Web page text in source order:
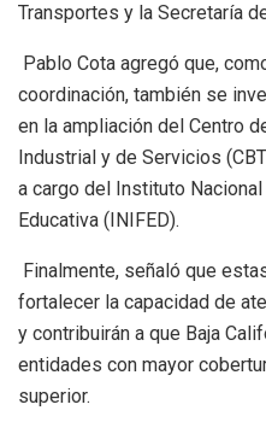
Transportes y la Secretaría
Pablo Cota agregó que,
coordinación, también se
en la ampliación del Centro
Industrial y de Servicios
a cargo del Instituto
Educativa (INIFED).
Finalmente, señaló que
fortalecer la capacidad de
y contribuirán a que Baja
entidades con mayor
superior.